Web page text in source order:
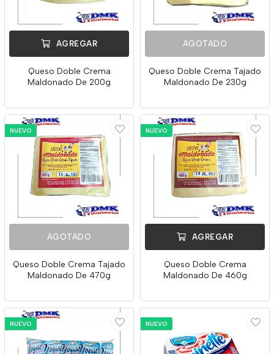
AGREGAR
Queso Doble Crema
Maldonado De 200g
AGOTADO
Queso Doble Crema Tajado
Maldonado De 230g
NUEVO
AGOTADO
Queso Doble Crema Tajado
Maldonado De 470g
NUEVO
AGREGAR
Queso Doble Crema
Maldonado De 460g
NUEVO NUEVO